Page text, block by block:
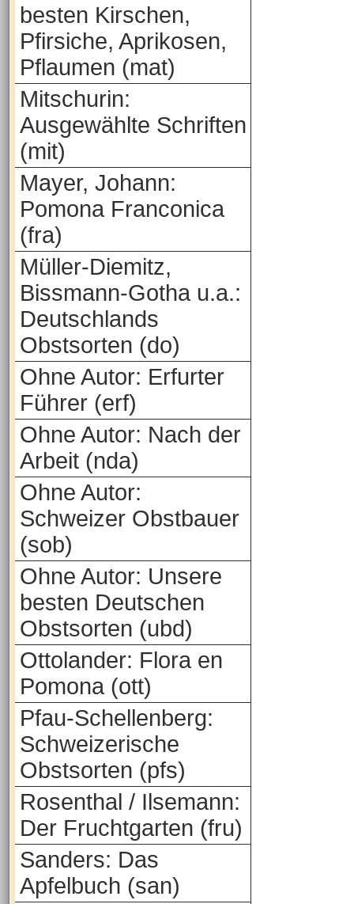
besten Kirschen,
Pfirsiche, Aprikosen,
Pflaumen (mat)
Mitschurin:
Ausgewählte Schriften
(mit)
Mayer, Johann:
Pomona Franconica
(fra)
Müller-Diemitz,
Bissmann-Gotha u.a.:
Deutschlands
Obstsorten (do)
Ohne Autor: Erfurter
Führer (erf)
Ohne Autor: Nach der
Arbeit (nda)
Ohne Autor:
Schweizer Obstbauer
(sob)
Ohne Autor: Unsere
besten Deutschen
Obstsorten (ubd)
Ottolander: Flora en
Pomona (ott)
Pfau-Schellenberg:
Schweizerische
Obstsorten (pfs)
Rosenthal / Ilsemann:
Der Fruchtgarten (fru)
Sanders: Das
Apfelbuch (san)